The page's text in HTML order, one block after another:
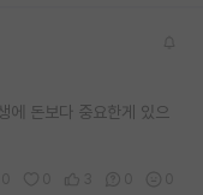
에 돈보다 중요한게 있으